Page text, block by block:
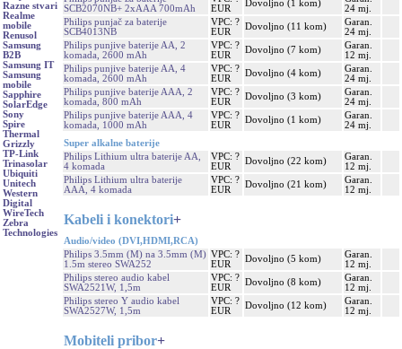
Razne stvari
Realme
mobile
Renusol
Samsung
B2B
Samsung IT
Samsung
mobile
Sapphire
SolarEdge
Sony
Spire
Thermal
Grizzly
TP-Link
Trinasolar
Ubiquiti
Unitech
Western
Digital
WireTech
Zebra
Technologies
SCB2070NB+ 2xAAA 700mAh
EUR
Dovoljno (1 kom)
24 mj.
Philips punjač za baterije
SCB4013NB
VPC: ?
EUR
Dovoljno (11 kom)
Garan.
24 mj.
Philips punjive baterije AA, 2
komada, 2600 mAh
VPC: ?
EUR
Dovoljno (7 kom)
Garan.
12 mj.
Philips punjive baterije AA, 4
komada, 2600 mAh
VPC: ?
EUR
Dovoljno (4 kom)
Garan.
24 mj.
Philips punjive baterije AAA, 2
komada, 800 mAh
VPC: ?
EUR
Dovoljno (3 kom)
Garan.
24 mj.
Philips punjive baterije AAA, 4
komada, 1000 mAh
VPC: ?
EUR
Dovoljno (1 kom)
Garan.
24 mj.
Super alkalne baterije
Philips Lithium ultra baterije AA,
4 komada
VPC: ?
EUR
Dovoljno (22 kom)
Garan.
12 mj.
Philips Lithium ultra baterije
AAA, 4 komada
VPC: ?
EUR
Dovoljno (21 kom)
Garan.
12 mj.
Kabeli i konektori+
Audio/video (DVI,HDMI,RCA)
Philips 3.5mm (M) na 3.5mm (M)
1.5m stereo SWA252
VPC: ?
EUR
Dovoljno (5 kom)
Garan.
12 mj.
Philips stereo audio kabel
SWA2521W, 1,5m
VPC: ?
EUR
Dovoljno (8 kom)
Garan.
12 mj.
Philips stereo Y audio kabel
SWA2527W, 1,5m
VPC: ?
EUR
Dovoljno (12 kom)
Garan.
12 mj.
Mobiteli pribor+